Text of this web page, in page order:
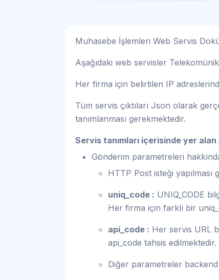
Muhasebe İşlemleri Web Servis
Aşağıdaki web servisler
Her firma için belirtilen IP
Tüm servis çıktıları Json olarak
tanımlanması gerekmektedir.
Servis tanımları içerisinde yer
Gönderim parametreleri
HTTP Post isteği yapılması
uniq_code : UNIQ_CODE
Her firma için farklı bir
api_code : Her servis URL
api_code tahsis edilmektedir.
Diğer parametreler